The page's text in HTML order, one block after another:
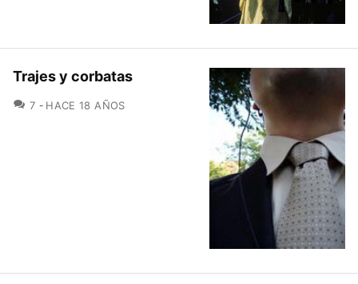
Trajes y corbatas
7 COMENTARIOS
HACE 18 AÑOS